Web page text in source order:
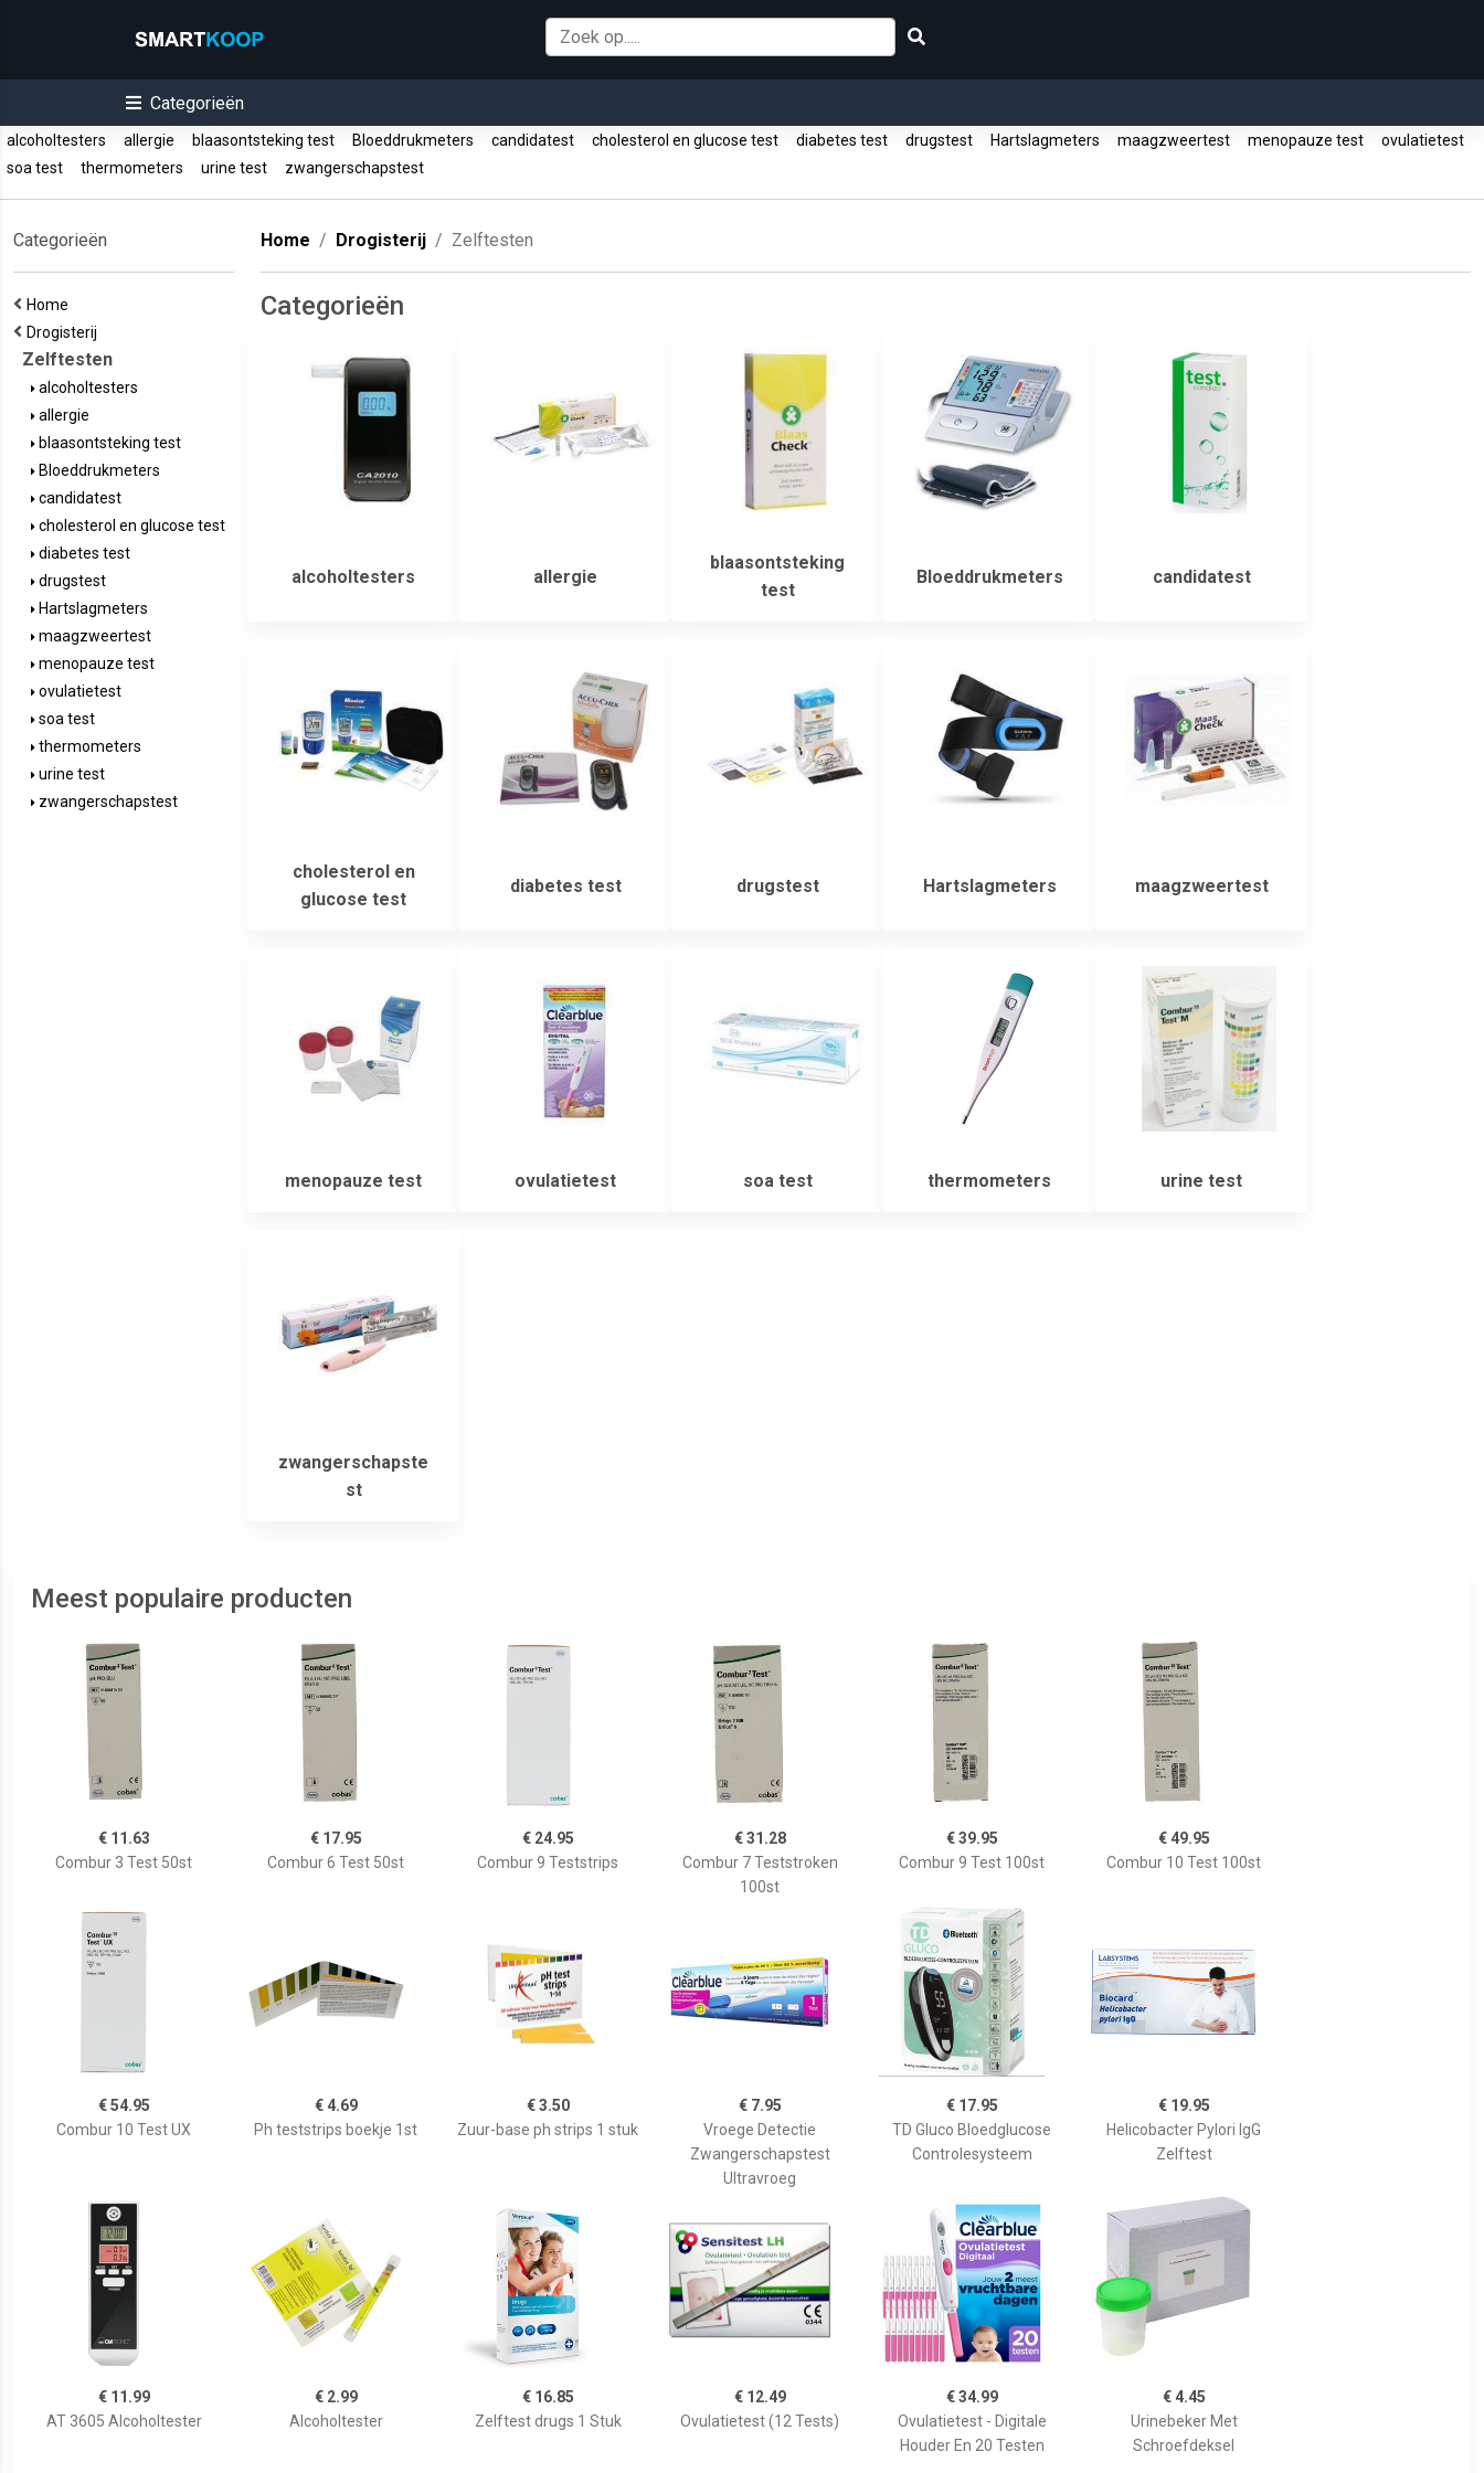
Categorieën
alcoholtesters allergie blaasontsteking test Bloeddrukmeters candidatest cholesterol en glucose test diabetes test drugstest Hartslagmeters maagzweertest menopauze test
ovulatietest
soa test
thermometers urine test zwangerschapstest
Categorieën
Home
Drogisterij
Zelftesten
alcoholtesters
allergie
blaasontsteking test
Bloeddrukmeters
candidatest
cholesterol en glucose test
diabetes test
drugstest
Hartslagmeters
maagzweertest
menopauze test
ovulatietest
soa test
thermometers
urine test
zwangerschapstest
Home Drogisterij Zelftesten
Categorieën
alcoholtesters allergie
blaasontsteking
test
Bloeddrukmeters candidatest
cholesterol en
glucose test
diabetes test drugstest Hartslagmeters maagzweertest
menopauze test ovulatietest soa test thermometers urine test
zwangerschapste
st
Meest populaire producten
€ 11.63
Combur 3 Test 50st
€ 17.95
Combur 6 Test 50st
€ 24.95
Combur 9 Teststrips
€ 31.28
Combur 7 Teststroken
100st
€ 39.95
Combur 9 Test 100st
€ 49.95
Combur 10 Test 100st
€ 54.95
Combur 10 Test UX
€ 4.69
Ph teststrips boekje 1st
€ 3.50
Zuur-base ph strips 1 stuk
€ 7.95
Vroege Detectie
Zwangerschapstest
Ultravroeg
€ 17.95
TD Gluco Bloedglucose
Controlesysteem
€ 19.95
Helicobacter Pylori IgG
Zelftest
€ 11.99
AT 3605 Alcoholtester
€ 2.99
Alcoholtester
€ 16.85
Zelftest drugs 1 Stuk
€ 12.49
Ovulatietest (12 Tests)
€ 34.99
Ovulatietest - Digitale
Houder En 20 Testen
€ 4.45
Urinebeker Met
Schroefdeksel